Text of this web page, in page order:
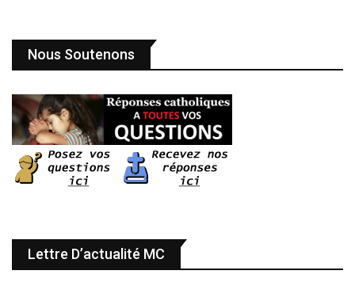
Nous Soutenons
Lettre D’actualité MC